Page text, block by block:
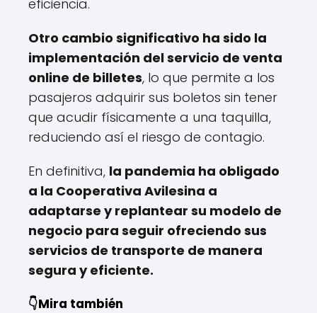
eficiencia.
Otro cambio significativo ha sido la
implementación del servicio de venta
online de billetes, lo que permite a los
pasajeros adquirir sus boletos sin tener
que acudir físicamente a una taquilla,
reduciendo así el riesgo de contagio.
En definitiva, la pandemia ha obligado
a la Cooperativa Avilesina a
adaptarse y replantear su modelo de
negocio para seguir ofreciendo sus
servicios de transporte de manera
segura y eficiente.
👇Mira también